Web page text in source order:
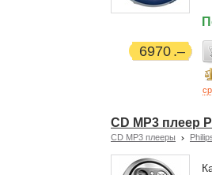
6970
CD MP3 плеер
CD MP3 плееры